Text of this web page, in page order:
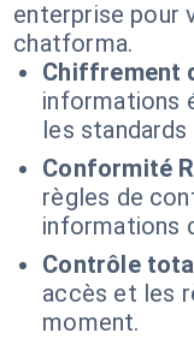
enterprise pour
chatforma.
Chiffrement
informations
les
Conformité
règles de
informations
Contrôle
accès et les
moment.